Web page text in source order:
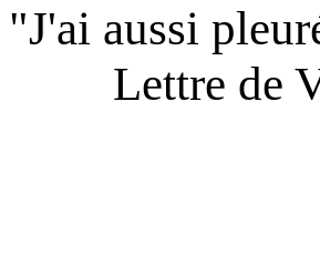
"J'ai aussi
Lettre de